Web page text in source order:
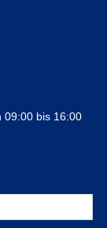
09:00 bis 16:00